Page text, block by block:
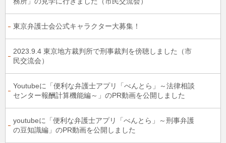
東京弁護士会公式キャラクター大募集！
2023.9.4 東京地方裁判所で刑事裁判を傍聴しました（市
民交流会）
Youtubeに「便利な弁護士アプリ「べんとら」～法律相談
センター報酬計算機能編～」のPR動画を公開しました
youtubeに「便利な弁護士アプリ「べんとら」～刑事弁護
の豆知識編」のPR動画を公開しました